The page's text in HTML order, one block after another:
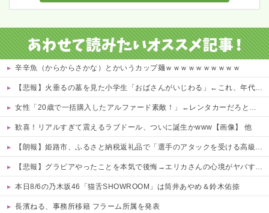
辛辛魚（からからさかな）とかいうカップ麺ｗｗｗｗｗｗｗｗｗｗ
【悲報】火垂るの墓を見た小学生「おばさんがいじわる」←これ、年代とともに変わっていくよな…
女性「20歳で一括購入したアルファード素敵！」←レンタカーだろと批判殺到
歓喜！リアルすぎて震えるラブドール、ついに誕生かwww【画像】 他
【朗報】姫路市、ふるさと納税返礼品で「選手のアタックを受ける高級SM」ｗｗｗｗ 他
【悲報】グラビアやったことを本気で後悔→エリカさんの心境がヤバすぎるwwww 他
本日8/6の乃木坂46「猫舌SHOWROOM」は筒井あやめ＆鈴木佑捺
長濱ねる、事務所移籍 フラーム所属を発表